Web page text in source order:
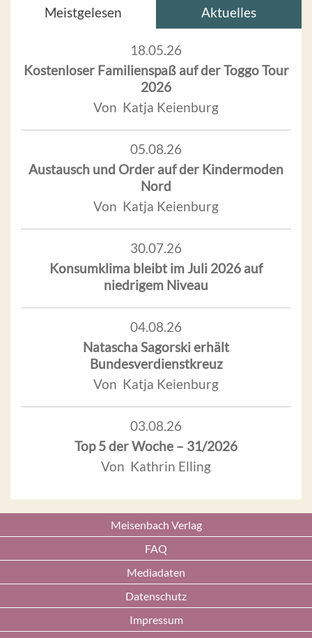
Meistgelesen Aktuelles
18.05.26
Kostenloser Familienspaß auf der Toggo Tour
2026
Von Katja Keienburg
05.08.26
Austausch und Order auf der Kindermoden
Nord
Von Katja Keienburg
30.07.26
Konsumklima bleibt im Juli 2026 auf
niedrigem Niveau
04.08.26
Natascha Sagorski erhält
Bundesverdienstkreuz
Von Katja Keienburg
03.08.26
Top 5 der Woche – 31/2026
Von Kathrin Elling
Meisenbach Verlag
FAQ
Mediadaten
Datenschutz
Impressum